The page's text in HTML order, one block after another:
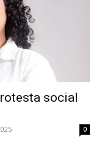
social
0